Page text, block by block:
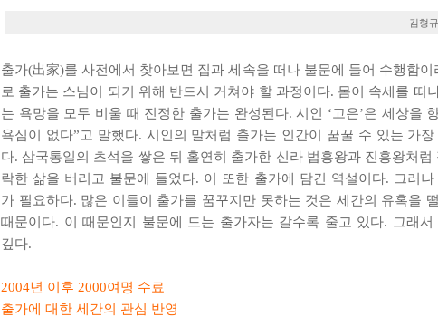
김형
출가(出家)를 사전에서 찾아보면 집과 세속을 떠나 불문에 들어 수행함이
로 출가는 스님이 되기 위해 반드시 거쳐야 할 과정이다. 몸이 속세를 떠
는 욕망을 모두 비울 때 진정한 출가는 완성된다. 시인 ‘고은’은 세상을
욕심이 없다”고 말했다. 시인의 말처럼 출가는 인간이 꿈꿀 수 있는 가
다. 삼국통일의 초석을 쌓은 뒤 홀연히 출가한 신라 법흥왕과 진흥왕처
락한 삶을 버리고 불문에 들었다. 이 또한 출가에 담긴 역설이다. 그러나
가 필요하다. 많은 이들이 출가를 꿈꾸지만 못하는 것은 세간의 유혹을
때문이다. 이 때문인지 불문에 드는 출가자는 갈수록 줄고 있다. 그래
깊다.
2004년 이후 2000여명 수료
출가에 대한 세간의 관심 반영